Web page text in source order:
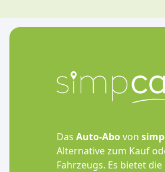
Das Auto-Abovon
Alternative zum Kauf
Fahrzeugs. Es bietet